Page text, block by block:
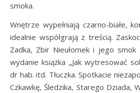
smoka.
Wnętrze wypełniają czarno-białe,
idealnie współgrają z treścią.
Zadka, Zbir Nieułomek i jego
wydanie książka „Jak wytresować
dr hab. itd. Tłuczka. Spotkacie
Czkawkę, Śledzika, Starego Dziada,